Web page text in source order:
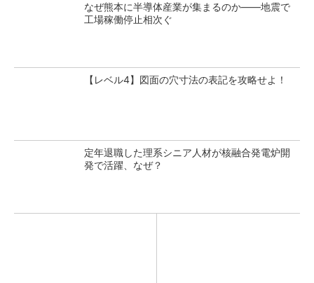
なぜ熊本に半導体産業が集まるのか――地震で
工場稼働停止相次ぐ
【レベル4】図面の穴寸法の表記を攻略せよ！
定年退職した理系シニア人材が核融合発電炉開
発で活躍、なぜ？